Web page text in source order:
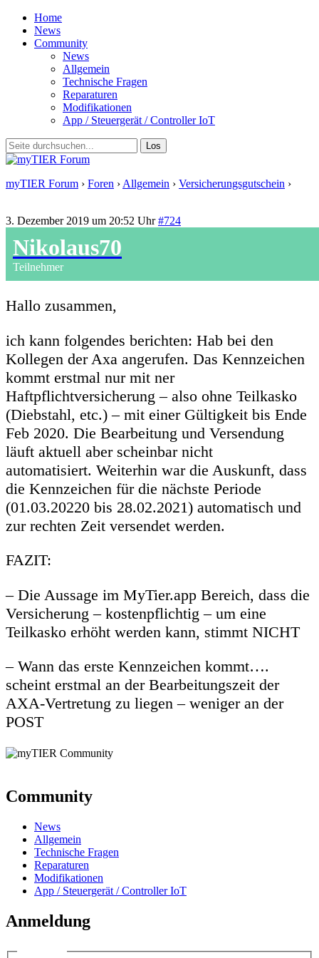
Home
News
Community
News
Allgemein
Technische Fragen
Reparaturen
Modifikationen
App / Steuergerät / Controller IoT
myTIER Forum › Foren › Allgemein › Versicherungsgutschein ›
3. Dezember 2019 um 20:52 Uhr #724
Nikolaus70
Teilnehmer
Hallo zusammen,
ich kann folgendes berichten: Hab bei den
Kollegen der Axa angerufen. Das Kennzeichen
kommt erstmal nur mit ner
Haftpflichtversicherung – also ohne Teilkasko
(Diebstahl, etc.) – mit einer Gültigkeit bis Ende
Feb 2020. Die Bearbeitung und Versendung
läuft aktuell aber scheinbar nicht
automatisiert. Weiterhin war die Auskunft, dass
die Kennzeichen für die nächste Periode
(01.03.20220 bis 28.02.2021) automatisch und
zur rechten Zeit versendet werden.
FAZIT:
– Die Aussage im MyTier.app Bereich, dass die
Versicherung – kostenpflichtig – um eine
Teilkasko erhöht werden kann, stimmt NICHT
– Wann das erste Kennzeichen kommt….
scheint erstmal an der Bearbeitungszeit der
AXA-Vertretung zu liegen – weniger an der
POST
Community
News
Allgemein
Technische Fragen
Reparaturen
Modifikationen
App / Steuergerät / Controller IoT
Anmeldung